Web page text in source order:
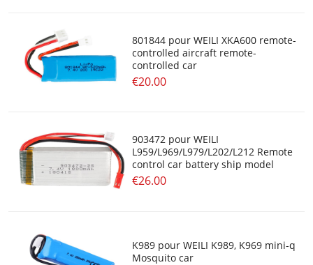
801844 pour WEILI XKA600 remote-
controlled aircraft remote-
controlled car
€20.00
903472 pour WEILI
L959/L969/L979/L202/L212 Remote
control car battery ship model
€26.00
K989 pour WEILI K989, K969 mini-q
Mosquito car